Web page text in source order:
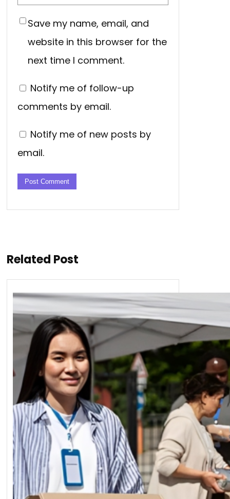
Save my name, email, and
website in this browser for the
next time I comment.
Notify me of follow-up
comments by email.
Notify me of new posts by
email.
Related Post